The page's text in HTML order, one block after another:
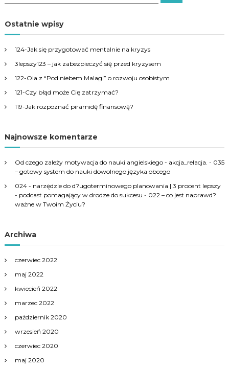
r
c
o
r
Ostatnie wpisy
124-Jak się przygotować mentalnie na kryzys
3lepszy123 – jak zabezpieczyć się przed kryzysem
122-Ola z “Pod niebem Malagi” o rozwoju osobistym
121-Czy błąd może Cię zatrzymać?
119-Jak rozpoznać piramidę finansową?
Najnowsze komentarze
Od czego zależy motywacja do nauki angielskiego - akcja_relacja. - 035
– gotowy system do nauki dowolnego języka obcego
024 - narzędzie do d?ugoterminowego planowania | 3 procent lepszy
- podcast pomagający w drodze do sukcesu - 022 – co jest naprawd?
ważne w Twoim Życiu?
Archiwa
czerwiec 2022
maj 2022
kwiecień 2022
marzec 2022
październik 2020
wrzesień 2020
czerwiec 2020
maj 2020